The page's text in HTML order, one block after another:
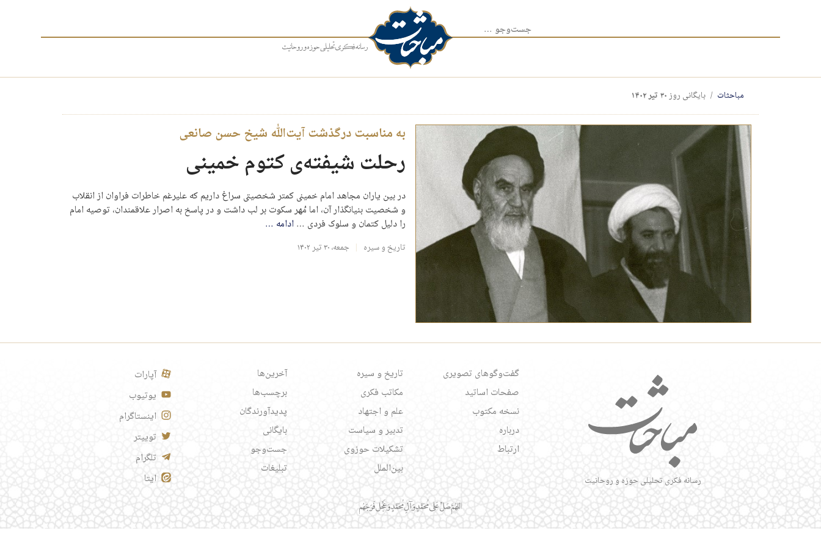
جست‌وجو برای:
مباحثات بایگانی روز۳۰ تیر ۱۴۰۲
به مناسبت درگذشت آیت‌الله شیخ حسن صانعی
رحلت شیفته‌ی کتوم خمینی
در بین یاران مجاهد امام خمینی کمتر شخصیتی سراغ داریم که علیرغم خاطرات فراوان از انقلاب
و شخصیت بنیانگذار آن، اما مُهر سکوت بر لب داشت و در پاسخ به اصرار علاقمندان، توصیه امام
را دلیل کتمان و سلوک فردی …ادامه …
تاریخ و سیره جمعه، ۳۰ تیر ۱۴۰۲
رسانه فکری تحلیلی حوزه و روحانیت
گفت‌وگوهای تصویری
صفحات اساتید
نسخه مکتوب
درباره
ارتباط
تاریخ و سیره
مکاتب فکری
علم و اجتهاد
تدبیر و سیاست
تشکیلات حوزوی
بین‌الملل
آخرین‌ها
برچسب‌ها
پدیدآورندگان
بایگانی
جست‌وجو
تبلیغات
آپارات
یوتیوب
اینستاگرام
توییتر
تلگرام
ایتا